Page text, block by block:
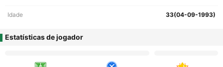
Idade 33(04-09-1993)
Estatísticas de jogador